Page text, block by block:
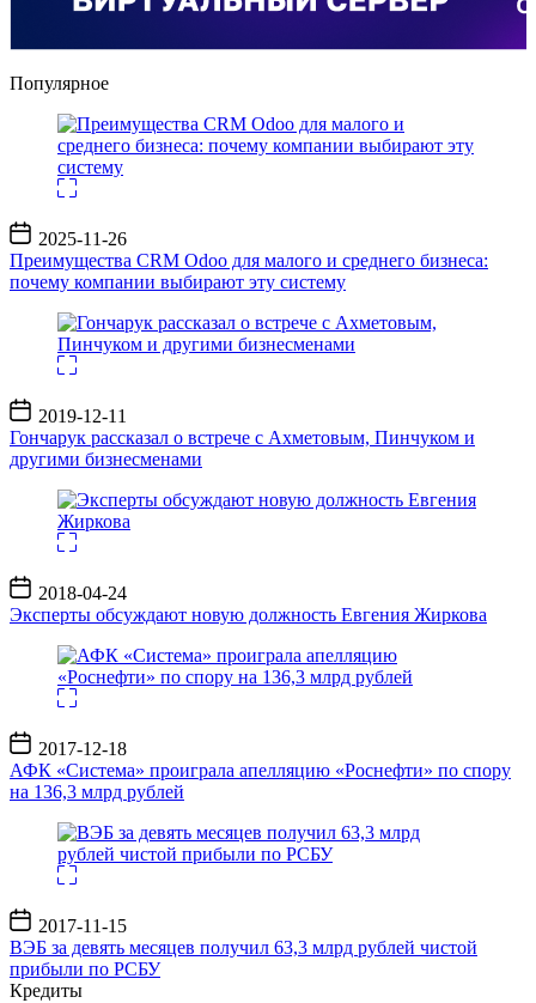
Популярное
Дата
записи
2025-11-26
Преимущества CRM Odoo для малого и среднего бизнеса:
почему компании выбирают эту систему
Дата
записи
2019-12-11
Гончарук рассказал о встрече с Ахметовым, Пинчуком и
другими бизнесменами
Дата
записи
2018-04-24
Эксперты обсуждают новую должность Евгения Жиркова
Дата
записи
2017-12-18
АФК «Система» проиграла апелляцию «Роснефти» по спору
на 136,3 млрд рублей
Дата
записи
2017-11-15
ВЭБ за девять месяцев получил 63,3 млрд рублей чистой
прибыли по РСБУ
Кредиты